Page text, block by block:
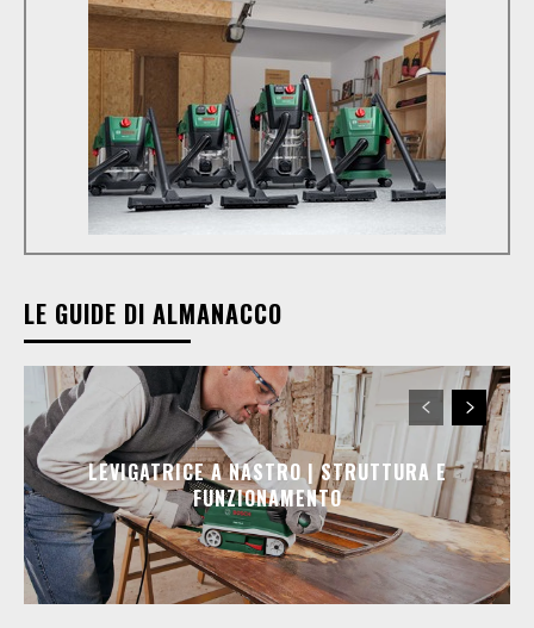
LE GUIDE DI ALMANACCO
LEVIGATRICE A NASTRO | STRUTTURA E
FUNZIONAMENTO